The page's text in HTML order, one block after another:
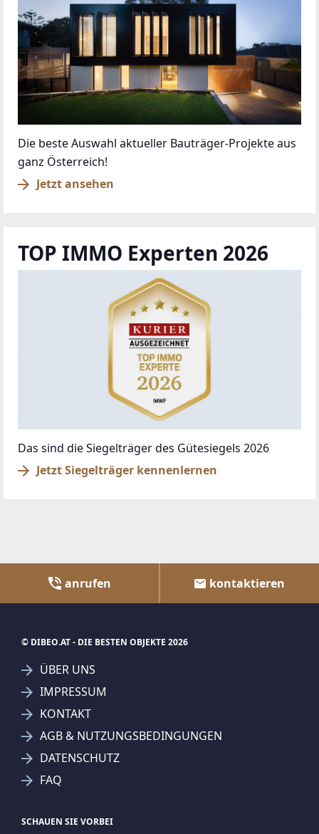
Die beste Auswahl aktueller Bauträger-Projekte aus
ganz Österreich!
Jetzt ansehen
TOP IMMO Experten 2026
Das sind die Siegelträger des Gütesiegels 2026
Jetzt Siegelträger kennenlernen
anrufen kontaktieren
© DIBEO.AT - DIE BESTEN OBJEKTE 2026
ÜBER UNS
IMPRESSUM
KONTAKT
AGB & NUTZUNGSBEDINGUNGEN
DATENSCHUTZ
FAQ
SCHAUEN SIE VORBEI